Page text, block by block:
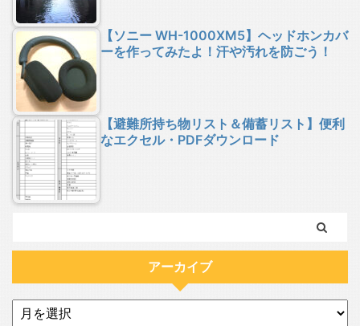
【ソニー WH-1000XM5】ヘッドホンカバ
ーを作ってみたよ！汗や汚れを防ごう！
【避難所持ち物リスト＆備蓄リスト】便利
なエクセル・PDFダウンロード
アーカイブ